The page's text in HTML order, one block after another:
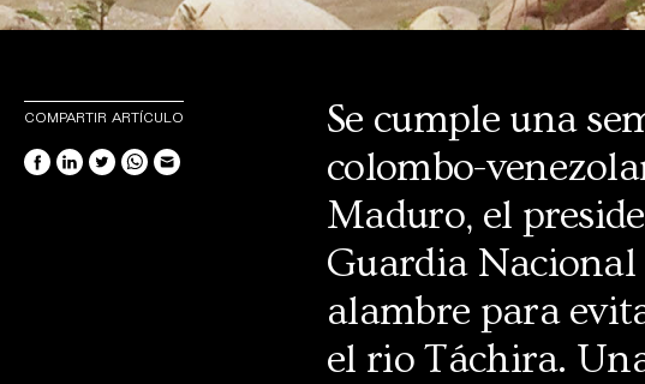
Se cumple una
colombo-
Maduro, el
Guardia
alambre para
el rio Táchira.
COMPARTIR ARTÍCULO